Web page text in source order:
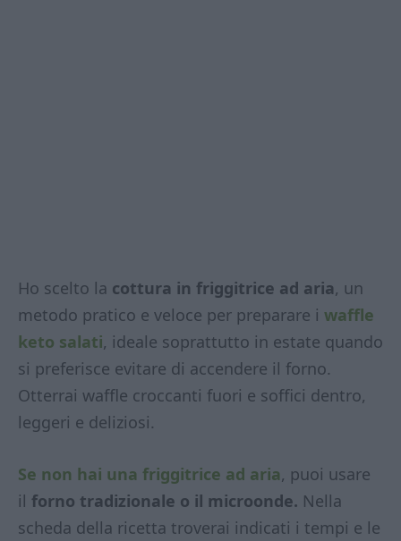
Ho scelto la cottura in friggitrice ad aria, un
metodo pratico e veloce per preparare i waffle
keto salati, ideale soprattutto in estate quando
si preferisce evitare di accendere il forno.
Otterrai waffle croccanti fuori e soffici dentro,
leggeri e deliziosi.
Se non hai una friggitrice ad aria, puoi usare
il forno tradizionale o il microonde. Nella
scheda della ricetta troverai indicati i tempi e le